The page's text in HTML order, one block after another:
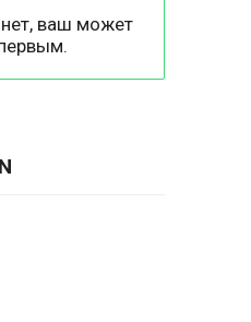
ваш может